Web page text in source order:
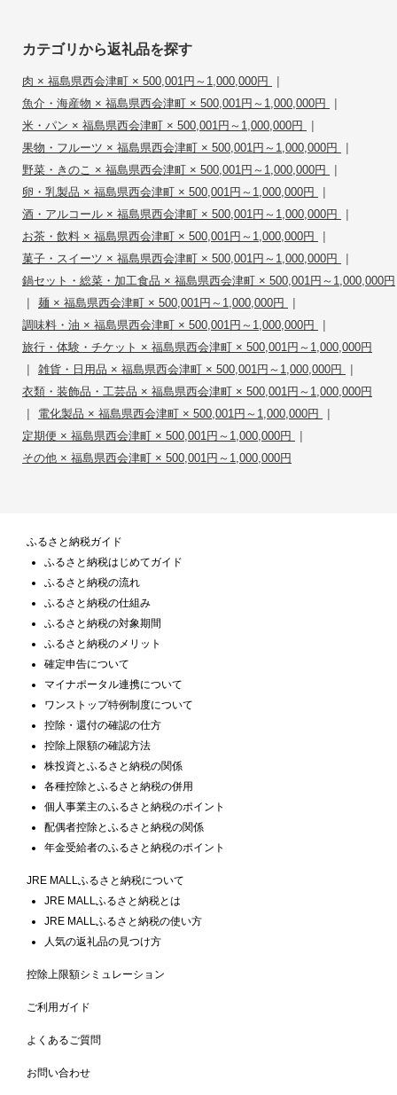
カテゴリから返礼品を探す
肉 × 福島県西会津町 × 500,001円～1,000,000円 |
魚介・海産物 × 福島県西会津町 × 500,001円～1,000,000円 |
米・パン × 福島県西会津町 × 500,001円～1,000,000円 |
果物・フルーツ × 福島県西会津町 × 500,001円～1,000,000円 |
野菜・きのこ × 福島県西会津町 × 500,001円～1,000,000円 |
卵・乳製品 × 福島県西会津町 × 500,001円～1,000,000円 |
酒・アルコール × 福島県西会津町 × 500,001円～1,000,000円 |
お茶・飲料 × 福島県西会津町 × 500,001円～1,000,000円 |
菓子・スイーツ × 福島県西会津町 × 500,001円～1,000,000円 |
鍋セット・総菜・加工食品 × 福島県西会津町 × 500,001円～1,000,000円
| 麺 × 福島県西会津町 × 500,001円～1,000,000円 |
調味料・油 × 福島県西会津町 × 500,001円～1,000,000円 |
旅行・体験・チケット × 福島県西会津町 × 500,001円～1,000,000円
| 雑貨・日用品 × 福島県西会津町 × 500,001円～1,000,000円 |
衣類・装飾品・工芸品 × 福島県西会津町 × 500,001円～1,000,000円
| 電化製品 × 福島県西会津町 × 500,001円～1,000,000円 |
定期便 × 福島県西会津町 × 500,001円～1,000,000円 |
その他 × 福島県西会津町 × 500,001円～1,000,000円
ふるさと納税ガイド
ふるさと納税はじめてガイド
ふるさと納税の流れ
ふるさと納税の仕組み
ふるさと納税の対象期間
ふるさと納税のメリット
確定申告について
マイナポータル連携について
ワンストップ特例制度について
控除・還付の確認の仕方
控除上限額の確認方法
株投資とふるさと納税の関係
各種控除とふるさと納税の併用
個人事業主のふるさと納税のポイント
配偶者控除とふるさと納税の関係
年金受給者のふるさと納税のポイント
JRE MALLふるさと納税について
JRE MALLふるさと納税とは
JRE MALLふるさと納税の使い方
人気の返礼品の見つけ方
控除上限額シミュレーション
ご利用ガイド
よくあるご質問
お問い合わせ